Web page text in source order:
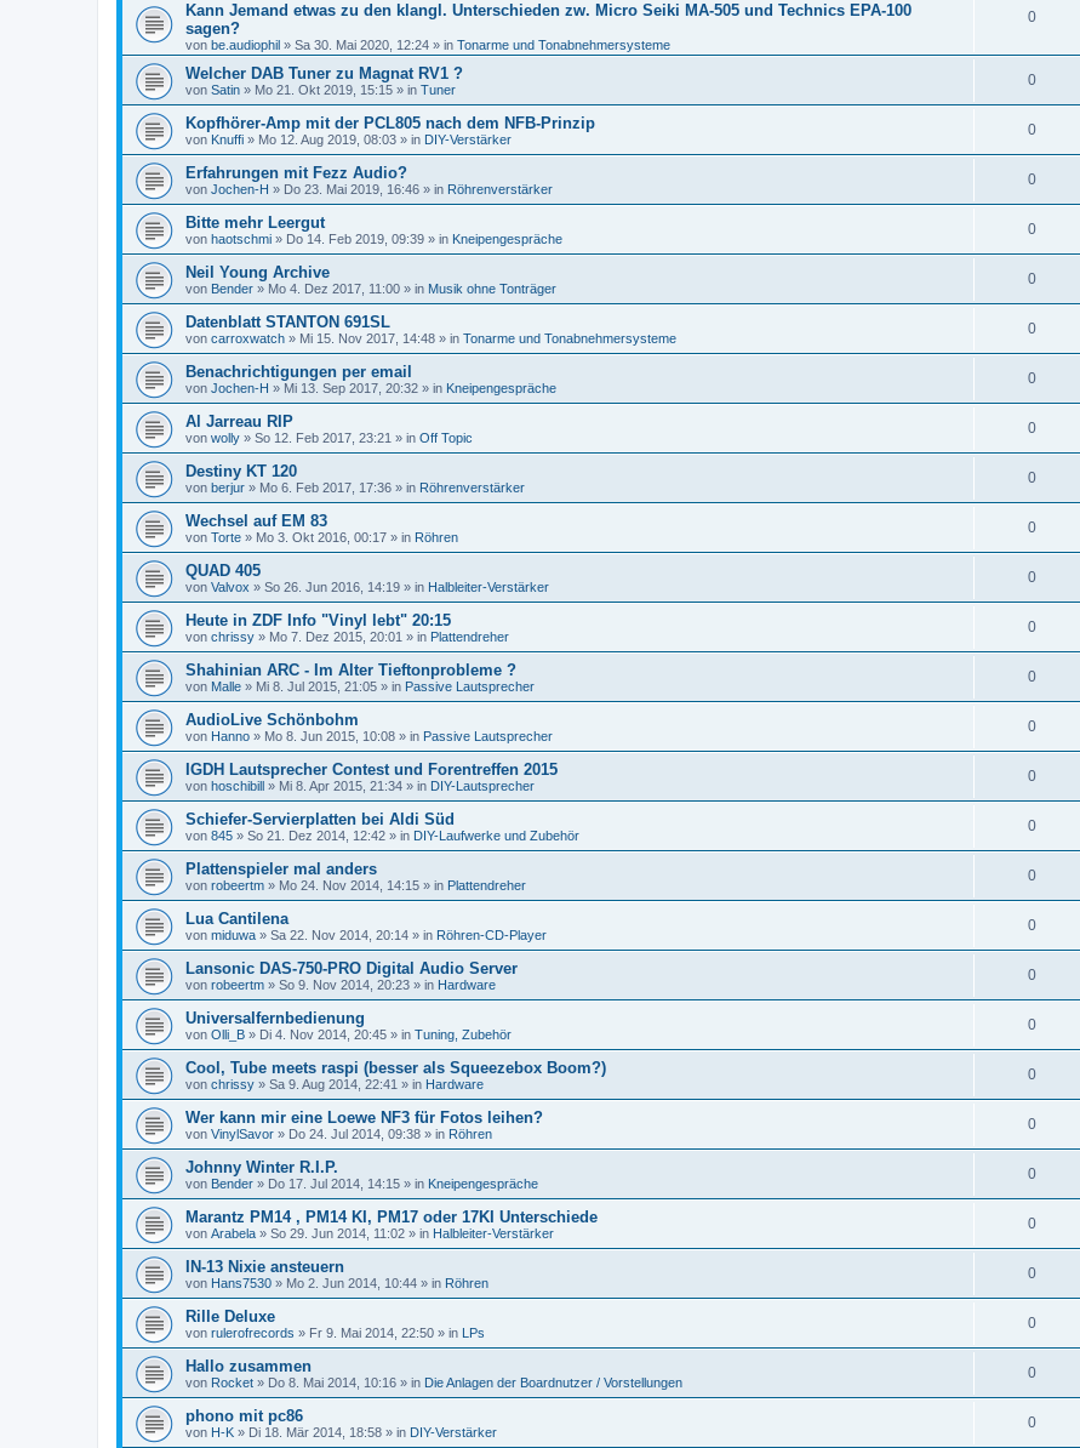
Kann Jemand etwas zu den klangl. Unterschieden zw. Micro Seiki MA-505 und Technics EPA-100
sagen?
von be.audiophil » Sa 30. Mai 2020, 12:24 » in Tonarme und Tonabnehmersysteme
0
Welcher DAB Tuner zu Magnat RV1 ?
von Satin » Mo 21. Okt 2019, 15:15 » in Tuner
0
Kopfhörer-Amp mit der PCL805 nach dem NFB-Prinzip
von Knuffi » Mo 12. Aug 2019, 08:03 » in DIY-Verstärker
0
Erfahrungen mit Fezz Audio?
von Jochen-H » Do 23. Mai 2019, 16:46 » in Röhrenverstärker
0
Bitte mehr Leergut
von haotschmi » Do 14. Feb 2019, 09:39 » in Kneipengespräche
0
Neil Young Archive
von Bender » Mo 4. Dez 2017, 11:00 » in Musik ohne Tonträger
0
Datenblatt STANTON 691SL
von carroxwatch » Mi 15. Nov 2017, 14:48 » in Tonarme und Tonabnehmersysteme
0
Benachrichtigungen per email
von Jochen-H » Mi 13. Sep 2017, 20:32 » in Kneipengespräche
0
Al Jarreau RIP
von wolly » So 12. Feb 2017, 23:21 » in Off Topic
0
Destiny KT 120
von berjur » Mo 6. Feb 2017, 17:36 » in Röhrenverstärker
0
Wechsel auf EM 83
von Torte » Mo 3. Okt 2016, 00:17 » in Röhren
0
QUAD 405
von Valvox » So 26. Jun 2016, 14:19 » in Halbleiter-Verstärker
0
Heute in ZDF Info "Vinyl lebt" 20:15
von chrissy » Mo 7. Dez 2015, 20:01 » in Plattendreher
0
Shahinian ARC - Im Alter Tieftonprobleme ?
von Malle » Mi 8. Jul 2015, 21:05 » in Passive Lautsprecher
0
AudioLive Schönbohm
von Hanno » Mo 8. Jun 2015, 10:08 » in Passive Lautsprecher
0
IGDH Lautsprecher Contest und Forentreffen 2015
von hoschibill » Mi 8. Apr 2015, 21:34 » in DIY-Lautsprecher
0
Schiefer-Servierplatten bei Aldi Süd
von 845 » So 21. Dez 2014, 12:42 » in DIY-Laufwerke und Zubehör
0
Plattenspieler mal anders
von robeertm » Mo 24. Nov 2014, 14:15 » in Plattendreher
0
Lua Cantilena
von miduwa » Sa 22. Nov 2014, 20:14 » in Röhren-CD-Player
0
Lansonic DAS-750-PRO Digital Audio Server
von robeertm » So 9. Nov 2014, 20:23 » in Hardware
0
Universalfernbedienung
von Olli_B » Di 4. Nov 2014, 20:45 » in Tuning, Zubehör
0
Cool, Tube meets raspi (besser als Squeezebox Boom?)
von chrissy » Sa 9. Aug 2014, 22:41 » in Hardware
0
Wer kann mir eine Loewe NF3 für Fotos leihen?
von VinylSavor » Do 24. Jul 2014, 09:38 » in Röhren
0
Johnny Winter R.I.P.
von Bender » Do 17. Jul 2014, 14:15 » in Kneipengespräche
0
Marantz PM14 , PM14 KI, PM17 oder 17KI Unterschiede
von Arabela » So 29. Jun 2014, 11:02 » in Halbleiter-Verstärker
0
IN-13 Nixie ansteuern
von Hans7530 » Mo 2. Jun 2014, 10:44 » in Röhren
0
Rille Deluxe
von rulerofrecords » Fr 9. Mai 2014, 22:50 » in LPs
0
Hallo zusammen
von Rocket » Do 8. Mai 2014, 10:16 » in Die Anlagen der Boardnutzer / Vorstellungen
0
phono mit pc86
von H-K » Di 18. Mär 2014, 18:58 » in DIY-Verstärker
0